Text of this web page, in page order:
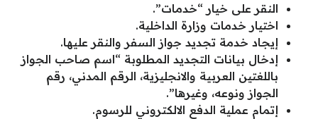
النقر على خيار “خدمات”.
اختيار خدمات وزارة الداخلية.
إيجاد خدمة تجديد جواز السفر والنقر عليها.
إدخال بيانات التجديد المطلوبة “اسم صاحب الجواز
باللغتين العربية والانجليزية، الرقم المدني، رقم
الجواز ونوعه، وغيرها”.
إتمام عملية الدفع الالكتروني للرسوم.